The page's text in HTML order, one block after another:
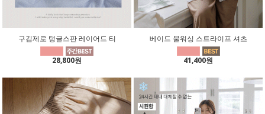
구김제로 탱글스판 레이어드 티
28,800원
베이드 물워싱 스트라이프 셔츠
41,400원